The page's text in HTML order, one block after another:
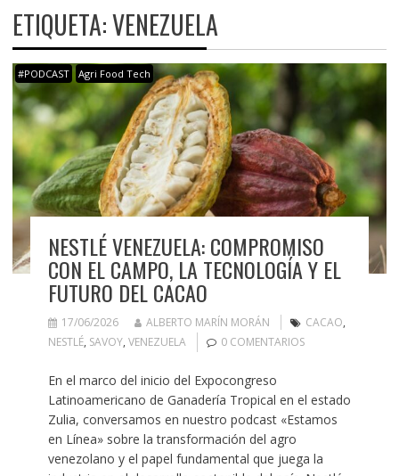
ETIQUETA:VENEZUELA
#PODCAST Agri Food Tech
NESTLÉ VENEZUELA: COMPROMISO
CON EL CAMPO, LA TECNOLOGÍA Y EL
FUTURO DEL CACAO
17/06/2026 ALBERTO MARÍN MORÁN CACAO,
NESTLÉ, SAVOY, VENEZUELA 0 COMENTARIOS
En el marco del inicio del Expocongreso
Latinoamericano de Ganadería Tropical en el estado
Zulia, conversamos en nuestro podcast «Estamos
en Línea» sobre la transformación del agro
venezolano y el papel fundamental que juega la